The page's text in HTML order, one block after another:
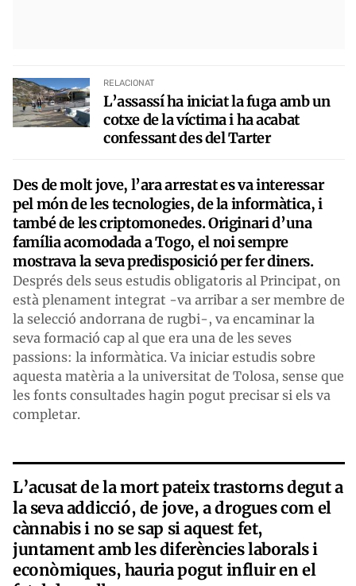
RELACIONAT
L’assassí ha iniciat la fuga amb un
cotxe de la víctima i ha acabat
confessant des del Tarter
Des de molt jove, l’ara arrestat es va interessar
pel món de les tecnologies, de la informàtica, i
també de les criptomonedes. Originari d’una
família acomodada a Togo, el noi sempre
mostrava la seva predisposició per fer diners.
Després dels seus estudis obligatoris al Principat, on
està plenament integrat -va arribar a ser membre de
la selecció andorrana de rugbi-, va encaminar la
seva formació cap al que era una de les seves
passions: la informàtica. Va iniciar estudis sobre
aquesta matèria a la universitat de Tolosa, sense que
les fonts consultades hagin pogut precisar si els va
completar.
L’acusat de la mort pateix trastorns degut a
la seva addicció, de jove, a drogues com el
cànnabis i no se sap si aquest fet,
juntament amb les diferències laborals i
econòmiques, hauria pogut influir en el